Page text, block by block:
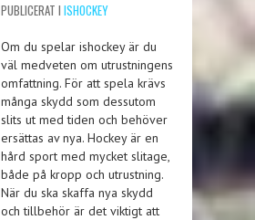
PUBLICERAT I ISHOCKEY
Om du spelar ishockey är du
väl medveten om utrustningens
omfattning. För att spela krävs
många skydd som dessutom
slits ut med tiden och behöver
ersättas av nya. Hockey är en
hård sport med mycket slitage,
både på kropp och utrustning.
När du ska skaffa nya skydd
och tillbehör är det viktigt att